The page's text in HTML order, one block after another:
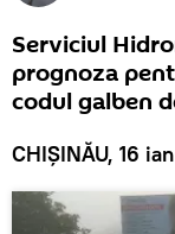
Serviciul
prognoza
codul galben
CHIȘINĂU, 16